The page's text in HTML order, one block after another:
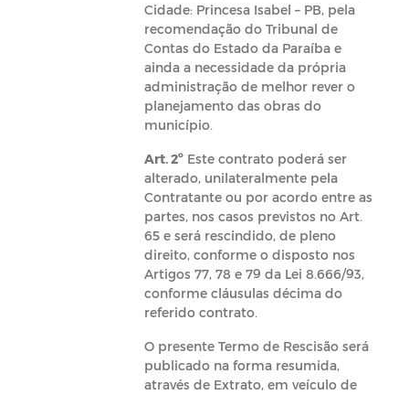
Cidade: Princesa Isabel – PB, pela
recomendação do Tribunal de
Contas do Estado da Paraíba e
ainda a necessidade da própria
administração de melhor rever o
planejamento das obras do
município.
Art. 2ºEste contrato poderá ser
alterado, unilateralmente pela
Contratante ou por acordo entre as
partes, nos casos previstos no Art.
65 e será rescindido, de pleno
direito, conforme o disposto nos
Artigos 77, 78 e 79 da Lei 8.666/93,
conforme cláusulas décima do
referido contrato.
O presente Termo de Rescisão será
publicado na forma resumida,
através de Extrato, em veículo de